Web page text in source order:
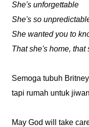
She's unforgettable
She's so
She wanted you to
That she's home, that
Semoga tubuh
tapi rumah untuk
May God will take